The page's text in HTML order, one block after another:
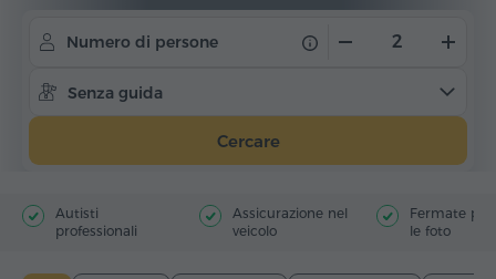
Numero di persone
Senza guida
Cercare
Autisti
professionali
Assicurazione nel
veicolo
Fermate
le foto